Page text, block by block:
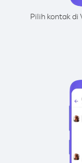
Pilih kontak di